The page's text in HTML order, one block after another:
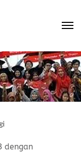
dengan